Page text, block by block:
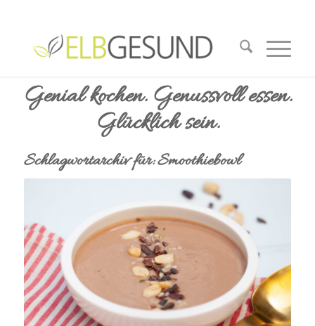
Genial kochen. Genussvoll essen.
Glücklich sein.
Schlagwortarchiv für:Smoothiebowl